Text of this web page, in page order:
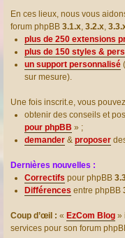
En ces lieux, nous vous
forum phpBB 3.1.x, 3.2.x,
plus de 250 extensions
plus de 150 styles &
un support personnalisé
sur mesure).
Une fois inscrit.e, vous
obtenir des conseils et
pour phpBB » ;
demander & proposer
Dernières nouvelles :
Correctifs pour phpBB
Différences entre phpBB
Coup d’œil : « EzCom Blog »
services pour son forum